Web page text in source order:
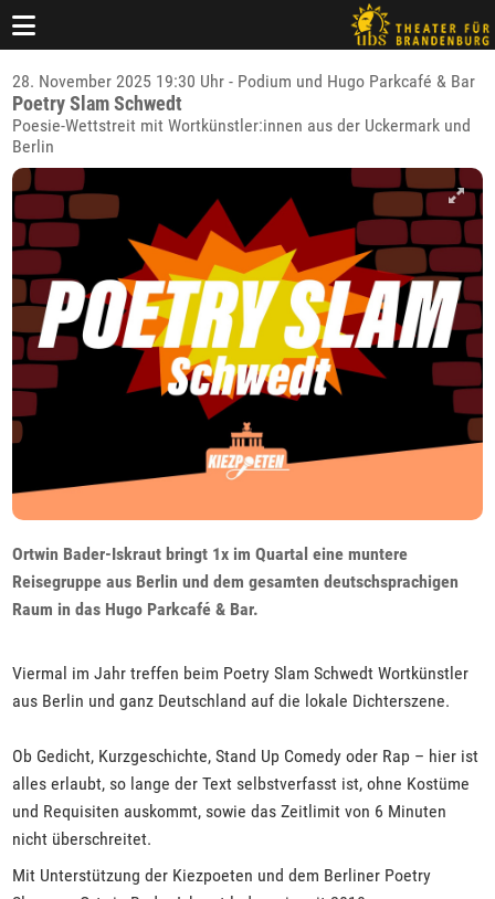
28. November 2025 19:30 Uhr - Podium und Hugo Parkcafé & Bar
Poetry Slam Schwedt
Poesie-Wettstreit mit Wortkünstler:innen aus der Uckermark und
Berlin
Ortwin Bader-Iskraut bringt 1x im Quartal eine muntere
Reisegruppe aus Berlin und dem gesamten deutschsprachigen
Raum in das Hugo Parkcafé & Bar.
Viermal im Jahr treffen beim Poetry Slam Schwedt Wortkünstler
aus Berlin und ganz Deutschland auf die lokale Dichterszene.
Ob Gedicht, Kurzgeschichte, Stand Up Comedy oder Rap – hier ist
alles erlaubt, so lange der Text selbstverfasst ist, ohne Kostüme
und Requisiten auskommt, sowie das Zeitlimit von 6 Minuten
nicht überschreitet.
Mit Unterstützung der Kiezpoeten und dem Berliner Poetry